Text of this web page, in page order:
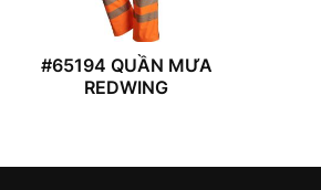
#65194 QUẦN MƯA
REDWING